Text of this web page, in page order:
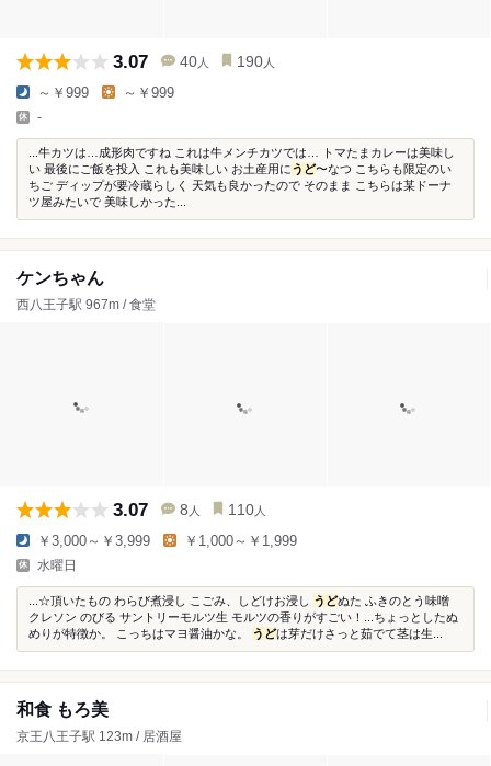
3.07 40 人 190 人
～￥999 ～￥999
-
...牛カツは…成形肉ですね これは牛メンチカツでは… トマたまカレーは美味し
い 最後にご飯を投入 これも美味しい お土産用にうど〜なつ こちらも限定のい
ちご ディップが要冷蔵らしく 天気も良かったので そのまま こちらは某ドーナ
ツ屋みたいで 美味しかった...
ケンちゃん
西八王子駅 967m / 食堂
3.07 8 人 110 人
￥3,000～￥3,999 ￥1,000～￥1,999
水曜日
...☆頂いたもの わらび煮浸し こごみ、しどけお浸し うどぬた ふきのとう味噌
クレソン のびる サントリーモルツ生 モルツの香りがすごい！...ちょっとしたぬ
めりが特徴か。 こっちはマヨ醤油かな。 うどは芽だけさっと茹でて茎は生...
和食 もろ美
京王八王子駅 123m / 居酒屋